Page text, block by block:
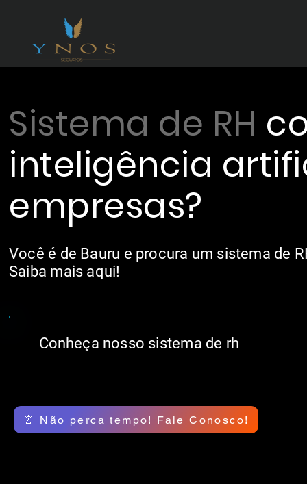
Sistema de RH
inteligência
empresas?
Você é de Bauru e procura um sistema de
Saiba mais aqui!
Conheça nosso sistema de rh
⏰ Não perca tempo! Fale Conosco!